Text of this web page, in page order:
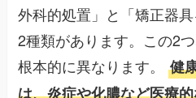
外科的処置」と「矯正器
2種類があります。この2
根本的に異なります。健
は、炎症や化膿など医療